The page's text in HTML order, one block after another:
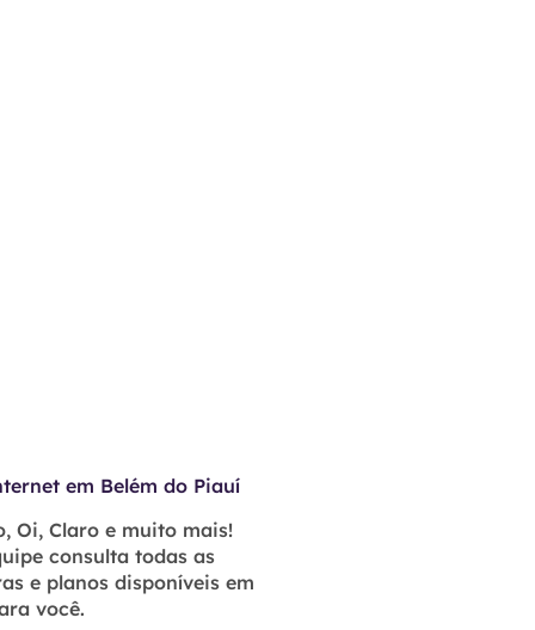
em Belém do Piauí
Oi, Claro e muito mais!
consulta todas as
e planos disponíveis em
você.